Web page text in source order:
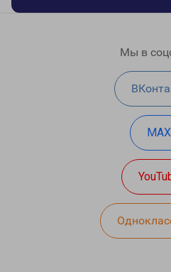
Мы в
MAX